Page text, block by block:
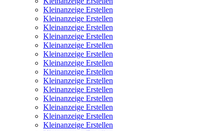
Kleinanzeige Erstellen
Kleinanzeige Erstellen
Kleinanzeige Erstellen
Kleinanzeige Erstellen
Kleinanzeige Erstellen
Kleinanzeige Erstellen
Kleinanzeige Erstellen
Kleinanzeige Erstellen
Kleinanzeige Erstellen
Kleinanzeige Erstellen
Kleinanzeige Erstellen
Kleinanzeige Erstellen
Kleinanzeige Erstellen
Kleinanzeige Erstellen